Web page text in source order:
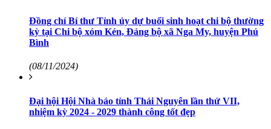
Đồng chí Bí thư Tỉnh ủy dự buổi sinh hoạt chi bộ thường
kỳ tại Chi bộ xóm Kén, Đảng bộ xã Nga My, huyện Phú
Bình
(08/11/2024)
Đại hội Hội Nhà báo tỉnh Thái Nguyên lần thứ VII,
nhiệm kỳ 2024 - 2029 thành công tốt đẹp